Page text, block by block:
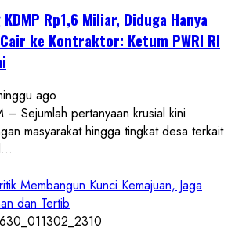
Rp1,6 Miliar, Diduga Hanya
ke Kontraktor: Ketum PWRI RI
ago
– Sejumlah pertanyaan krusial kini
masyarakat hingga tingkat desa terkait
Membangun Kunci Kemajuan, Jaga
dan Tertib